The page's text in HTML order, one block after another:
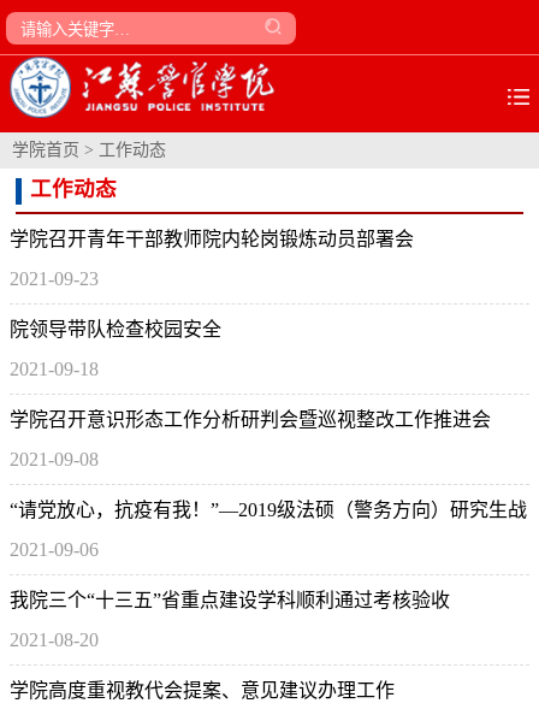
学院首页 > 工作动态
工作动态
学院召开青年干部教师院内轮岗锻炼动员部署会
2021-09-23
院领导带队检查校园安全
2021-09-18
学院召开意识形态工作分析研判会暨巡视整改工作推进会
2021-09-08
“请党放心，抗疫有我！”—2019级法硕（警务方向）研究生战
疫实录
2021-09-06
我院三个“十三五”省重点建设学科顺利通过考核验收
2021-08-20
学院高度重视教代会提案、意见建议办理工作